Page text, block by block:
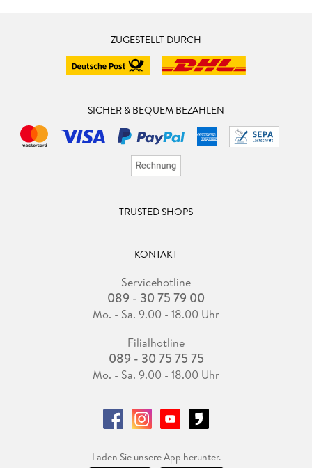
ZUGESTELLT DURCH
SICHER & BEQUEM BEZAHLEN
TRUSTED SHOPS
KONTAKT
Servicehotline
089 - 30 75 79 00
Mo. - Sa. 9.00 - 18.00 Uhr
Filialhotline
089 - 30 75 75 75
Mo. - Sa. 9.00 - 18.00 Uhr
Laden Sie unsere App herunter.